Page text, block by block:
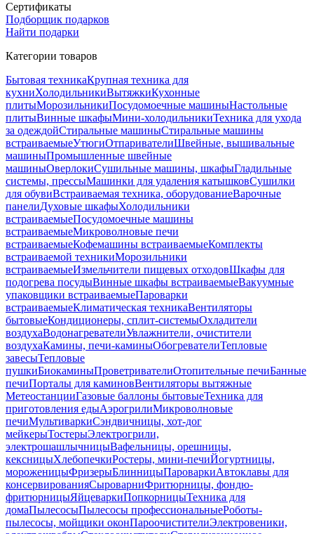
Сертификаты
Подборщик подарков
Найти подарки
Категории товаров
Бытовая техникаКрупная техника для
кухниХолодильникиВытяжкиКухонные
плитыМорозильникиПосудомоечные машиныНастольные
плитыВинные шкафыМини-холодильникиТехника для ухода
за одеждойСтиральные машиныСтиральные машины
встраиваемыеУтюгиОтпаривателиШвейные, вышивальные
машиныПромышленные швейные
машиныОверлокиСушильные машины, шкафыГладильные
системы, прессыМашинки для удаления катышковСушилки
для обувиВстраиваемая техника, оборудованиеВарочные
панелиДуховые шкафыХолодильники
встраиваемыеПосудомоечные машины
встраиваемыеМикроволновые печи
встраиваемыеКофемашины встраиваемыеКомплекты
встраиваемой техникиМорозильники
встраиваемыеИзмельчители пищевых отходовШкафы для
подогрева посудыВинные шкафы встраиваемыеВакуумные
упаковщики встраиваемыеПароварки
встраиваемыеКлиматическая техникаВентиляторы
бытовыеКондиционеры, сплит-системыОхладители
воздухаВодонагревателиУвлажнители, очистители
воздухаКамины, печи-каминыОбогревателиТепловые
завесыТепловые
пушкиБиокаминыПроветривателиОтопительные печиБанные
печиПорталы для каминовВентиляторы вытяжные
МетеостанцииГазовые баллоны бытовыеТехника для
приготовления едыАэрогрилиМикроволновые
печиМультиваркиСэндвичницы, хот-дог
мейкерыТостерыЭлектрогрили,
электрошашлычницыВафельницы, орешницы,
кексницыХлебопечкиРостеры, мини-печиЙогуртницы,
мороженицыФризерыБлинницыПароваркиАвтоклавы для
консервированияСыроварниФритюрницы, фондю-
фритюрницыЯйцеваркиПопкорницыТехника для
домаПылесосыПылесосы профессиональныеРоботы-
пылесосы, мойщики оконПароочистителиЭлектровеники,